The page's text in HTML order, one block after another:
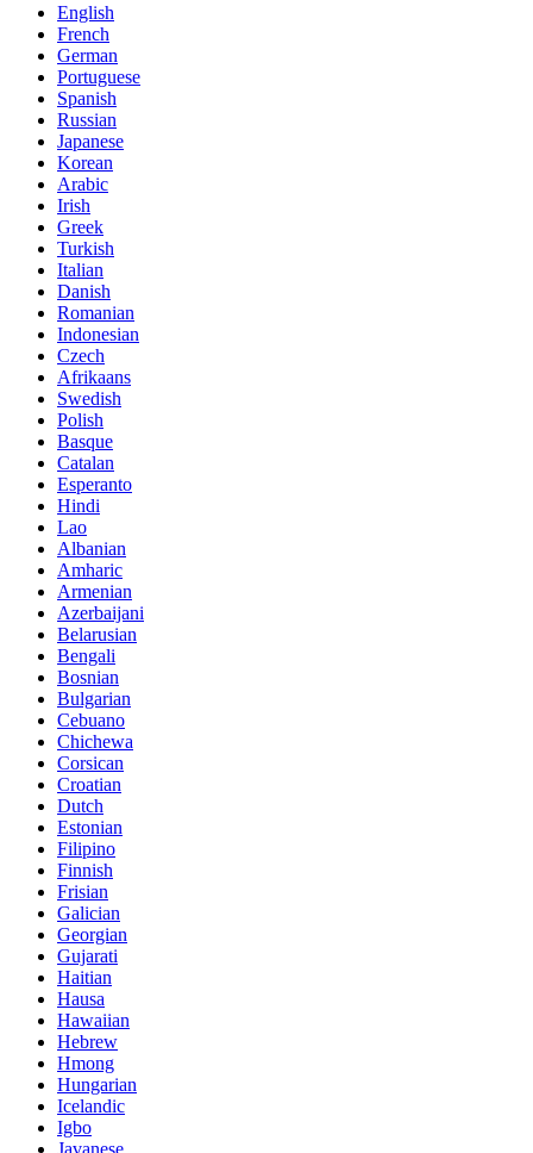
English
French
German
Portuguese
Spanish
Russian
Japanese
Korean
Arabic
Irish
Greek
Turkish
Italian
Danish
Romanian
Indonesian
Czech
Afrikaans
Swedish
Polish
Basque
Catalan
Esperanto
Hindi
Lao
Albanian
Amharic
Armenian
Azerbaijani
Belarusian
Bengali
Bosnian
Bulgarian
Cebuano
Chichewa
Corsican
Croatian
Dutch
Estonian
Filipino
Finnish
Frisian
Galician
Georgian
Gujarati
Haitian
Hausa
Hawaiian
Hebrew
Hmong
Hungarian
Icelandic
Igbo
Javanese